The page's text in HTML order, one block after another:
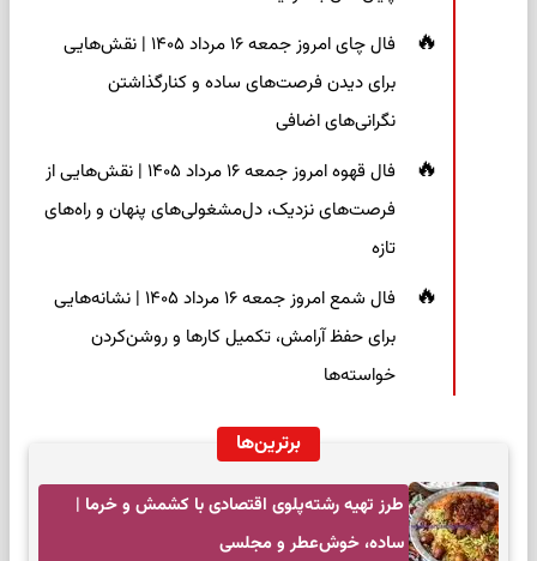
فال چای امروز جمعه ۱۶ مرداد ۱۴۰۵ | نقش‌هایی
برای دیدن فرصت‌های ساده و کنارگذاشتن
نگرانی‌های اضافی
فال قهوه امروز جمعه ۱۶ مرداد ۱۴۰۵ | نقش‌هایی از
فرصت‌های نزدیک، دل‌مشغولی‌های پنهان و راه‌های
تازه
فال شمع امروز جمعه ۱۶ مرداد ۱۴۰۵ | نشانه‌هایی
برای حفظ آرامش، تکمیل کارها و روشن‌کردن
خواسته‌ها
برترین‌ها
طرز تهیه رشته‌پلوی اقتصادی با کشمش و خرما |
ساده، خوش‌عطر و مجلسی